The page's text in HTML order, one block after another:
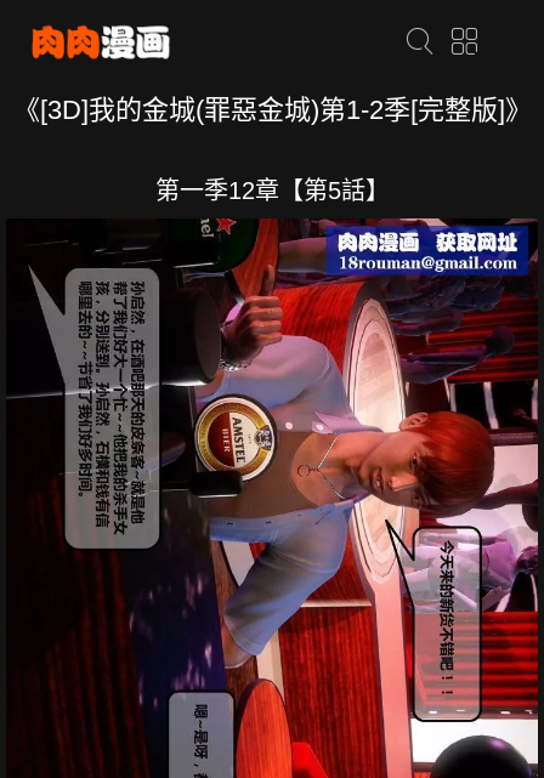
《[3D]我的金城(罪惡金城)第1-2季[完整版]》
第一季12章【第5話】